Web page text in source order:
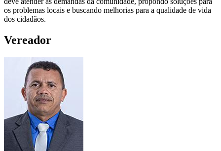
os problemas locais e buscando melhorias para a qualidade de vida
dos cidadãos.
Vereador